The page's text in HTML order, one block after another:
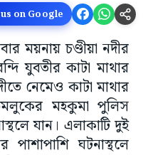
on Google
ময়নায় চণ্ডীয়া নদীর
যুবতীর কাটা মাথার
নেমেও কাটা মাথার
মহকুমা পুলিস
যান। এলাকাটি দুই
পাশাপাশি ঘটনাস্থলে